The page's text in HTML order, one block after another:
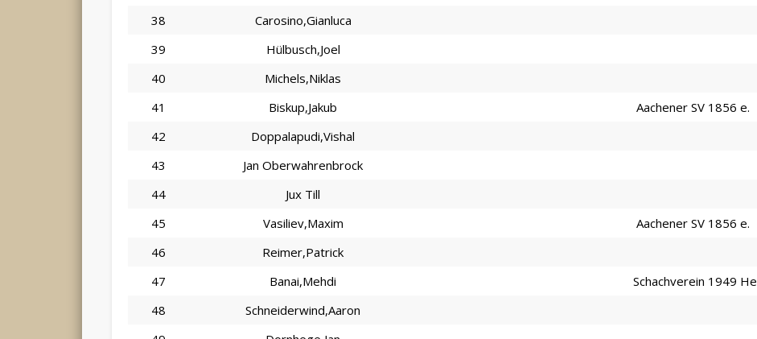
38
Carosino,Gianluca
39
Hülbusch,Joel
40
Michels,Niklas
41
Biskup,Jakub Aachener SV 1856 e.
42
Doppalapudi,Vishal
43
Jan Oberwahrenbrock
44
Jux Till
45
Vasiliev,Maxim Aachener SV 1856 e.
46
Reimer,Patrick
47
Banai,Mehdi
Schachverein 1949 He
48
Schneiderwind,Aaron